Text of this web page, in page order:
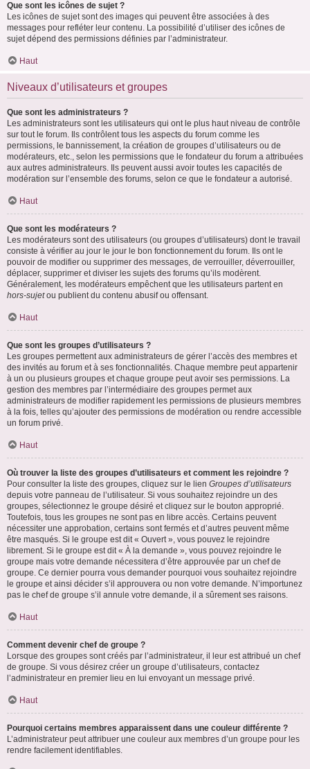
Que sont les icônes de sujet ?
Les icônes de sujet sont des images qui peuvent être associées à des
messages pour refléter leur contenu. La possibilité d’utiliser des icônes de
sujet dépend des permissions définies par l’administrateur.
Haut
Niveaux d’utilisateurs et groupes
Que sont les administrateurs ?
Les administrateurs sont les utilisateurs qui ont le plus haut niveau de contrôle
sur tout le forum. Ils contrôlent tous les aspects du forum comme les
permissions, le bannissement, la création de groupes d’utilisateurs ou de
modérateurs, etc., selon les permissions que le fondateur du forum a attribuées
aux autres administrateurs. Ils peuvent aussi avoir toutes les capacités de
modération sur l’ensemble des forums, selon ce que le fondateur a autorisé.
Haut
Que sont les modérateurs ?
Les modérateurs sont des utilisateurs (ou groupes d’utilisateurs) dont le travail
consiste à vérifier au jour le jour le bon fonctionnement du forum. Ils ont le
pouvoir de modifier ou supprimer des messages, de verrouiller, déverrouiller,
déplacer, supprimer et diviser les sujets des forums qu’ils modèrent.
Généralement, les modérateurs empêchent que les utilisateurs partent en
hors-sujetou publient du contenu abusif ou offensant.
Haut
Que sont les groupes d’utilisateurs ?
Les groupes permettent aux administrateurs de gérer l’accès des membres et
des invités au forum et à ses fonctionnalités. Chaque membre peut appartenir
à un ou plusieurs groupes et chaque groupe peut avoir ses permissions. La
gestion des membres par l’intermédiaire des groupes permet aux
administrateurs de modifier rapidement les permissions de plusieurs membres
à la fois, telles qu’ajouter des permissions de modération ou rendre accessible
un forum privé.
Haut
Où trouver la liste des groupes d’utilisateurs et comment les rejoindre ?
Pour consulter la liste des groupes, cliquez sur le lien Groupes d’utilisateurs
depuis votre panneau de l’utilisateur. Si vous souhaitez rejoindre un des
groupes, sélectionnez le groupe désiré et cliquez sur le bouton approprié.
Toutefois, tous les groupes ne sont pas en libre accès. Certains peuvent
nécessiter une approbation, certains sont fermés et d’autres peuvent même
être masqués. Si le groupe est dit « Ouvert », vous pouvez le rejoindre
librement. Si le groupe est dit « À la demande », vous pouvez rejoindre le
groupe mais votre demande nécessitera d’être approuvée par un chef de
groupe. Ce dernier pourra vous demander pourquoi vous souhaitez rejoindre
le groupe et ainsi décider s’il approuvera ou non votre demande. N’importunez
pas le chef de groupe s’il annule votre demande, il a sûrement ses raisons.
Haut
Comment devenir chef de groupe ?
Lorsque des groupes sont créés par l’administrateur, il leur est attribué un chef
de groupe. Si vous désirez créer un groupe d’utilisateurs, contactez
l’administrateur en premier lieu en lui envoyant un message privé.
Haut
Pourquoi certains membres apparaissent dans une couleur différente ?
L’administrateur peut attribuer une couleur aux membres d’un groupe pour les
rendre facilement identifiables.